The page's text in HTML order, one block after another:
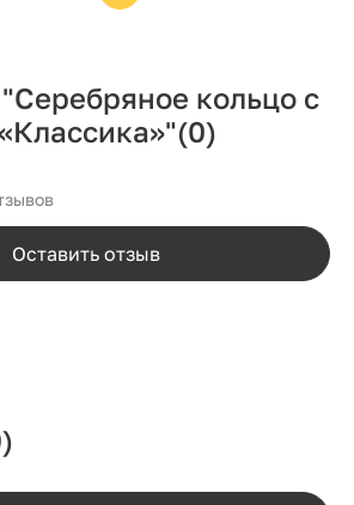
кольцо с
(0)
Оставить отзыв